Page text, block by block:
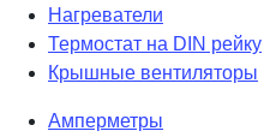
Нагреватели
Термостат на DIN рейку
Крышные вентиляторы
Амперметры